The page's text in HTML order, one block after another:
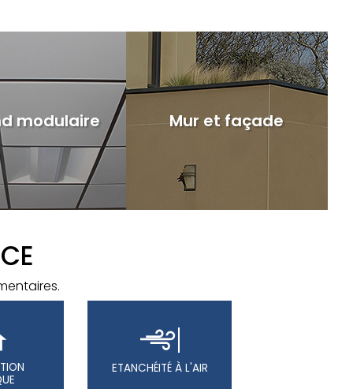
modulaire Mur et façade
ETANCHÉITÉ À L'AIR